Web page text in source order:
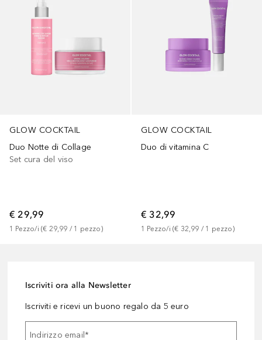
GLOW COCKTAIL
Duo Notte di Collage
Set cura del viso
€ 29,99
1 Pezzo/i (€ 29,99 / 1 pezzo)
GLOW COCKTAIL
Duo di vitamina C
€ 32,99
1 Pezzo/i (€ 32,99 / 1 pezzo)
Iscriviti ora alla Newsletter
Iscriviti e ricevi un buono regalo da 5 euro
Indirizzo email *